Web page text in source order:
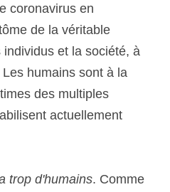
coronavirus en
de la véritable
et la société, à
Les humains sont à la
des multiples
actuellement
trop d'humains. Comme